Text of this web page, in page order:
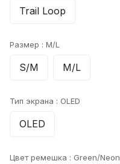
Trail Loop
Размер : M/L
S/M M/L
Тип экрана : OLED
OLED
Цвет ремешка : Green/Neon